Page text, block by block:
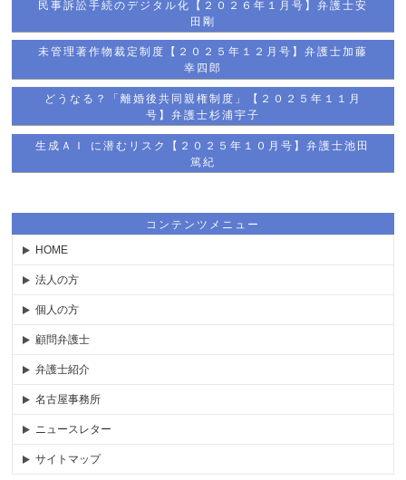
民事訴訟手続のデジタル化【２０２６年１月号】弁護士安
田剛
未管理著作物裁定制度【２０２５年１２月号】弁護士加藤
幸四郎
どうなる？「離婚後共同親権制度」【２０２５年１１月
号】弁護士杉浦宇子
生成ＡＩ に潜むリスク【２０２５年１０月号】弁護士池田
篤紀
コンテンツメニュー
HOME
法人の方
個人の方
顧問弁護士
弁護士紹介
名古屋事務所
ニュースレター
サイトマップ